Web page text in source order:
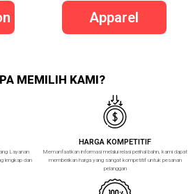
Apparel
MEMILIH KAMI?
Layanan
lengkap dan
HARGA KOMPETITIF
Memanfaatkan informasi melalui relasi perihal bahn, kami dapat
memberikan harga yang sangat kompetitif untuk pesanan
pelanggan